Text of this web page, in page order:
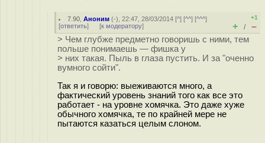
7.90 ,Аноним (-), 22:47, 28/03/2014 [^] [^^] [^^^]
[ответить] [к модератору]
+1
+ / –
> Чем глубже предметно говоришь с ними, тем
польше понимаешь — фишка у
> них такая. Пыль в глаза пустить. И за "оченно
вумного сойти".
Так я и говорю: выеживаются много, а
фактический уровень знаний того как все это
работает - на уровне хомячка. Это даже хуже
обычного хомячка, те по крайней мере не
пытаются казаться целым слоном.